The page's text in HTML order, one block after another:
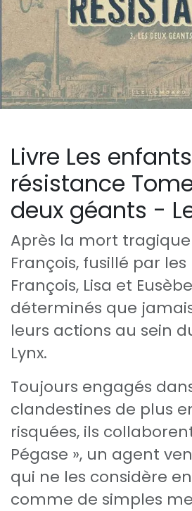
Livre Les
résistance
deux géants -
Après la mort
François, fusillé par les
François, Lisa et
déterminés que
leurs actions au sein
Lynx.
Toujours engagés
clandestines de plus
risquées, ils
Pégase », un agent
qui ne les considère
comme de simples